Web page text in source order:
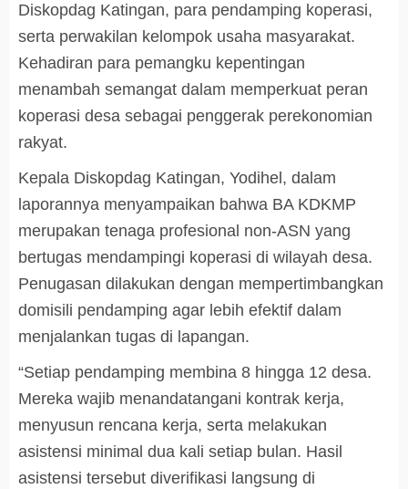
Diskopdag Katingan, para pendamping koperasi,
serta perwakilan kelompok usaha masyarakat.
Kehadiran para pemangku kepentingan
menambah semangat dalam memperkuat peran
koperasi desa sebagai penggerak perekonomian
rakyat.
Kepala Diskopdag Katingan, Yodihel, dalam
laporannya menyampaikan bahwa BA KDKMP
merupakan tenaga profesional non-ASN yang
bertugas mendampingi koperasi di wilayah desa.
Penugasan dilakukan dengan mempertimbangkan
domisili pendamping agar lebih efektif dalam
menjalankan tugas di lapangan.
“Setiap pendamping membina 8 hingga 12 desa.
Mereka wajib menandatangani kontrak kerja,
menyusun rencana kerja, serta melakukan
asistensi minimal dua kali setiap bulan. Hasil
asistensi tersebut diverifikasi langsung di